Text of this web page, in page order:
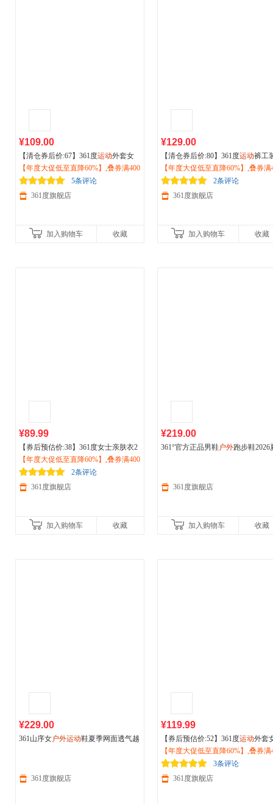
¥109.00
【清仓券后价:67】361度运动外套女
士2026夏季针织透气外套户外防晒服6
62514614
【年度大促低至直降60%】,叠券满400
减150/600减230,立即抢购！
5条评论
361度旗舰店
加入购物车 收藏
¥129.00
【清仓券后价:80】361度运动裤工
裤男2026秋季宽松长裤防水休闲户
爬山徒步裤子652533701
【年度大促低至直降60%】,叠券满
减150/600减230,立即抢购！
2条评论
361度旗舰店
加入购物车 收藏
¥89.99
【券后预估价:38】361度女士亲肤衣2
026防晒服夏季透气户外跑步运动休闲
上衣662514609V
【年度大促低至直降60%】,叠券满400
减150/600减230,立即抢购！
2条评论
361度旗舰店
加入购物车 收藏
¥219.00
361°官方正品男鞋户外跑步鞋2026
361度旗舰店
加入购物车 收藏
¥229.00
361山序女户外运动鞋夏季网面透气越
361度旗舰店
¥119.99
【券后预估价:52】361度运动外套
026夏季紧身防紫外线防晒 户外海
营服662518602
【年度大促低至直降60%】,叠券满
减150/600减230,立即抢购！
3条评论
361度旗舰店